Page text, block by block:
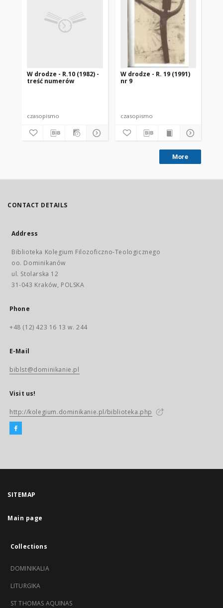
W drodze - R.10 (1982) -
treść numerów
czasopismo
W drodze - R. 19 (1991)
nr 9
czasopismo
More
CONTACT DETAILS
Address
Biblioteka Kolegium Filozoficzno-Teologicznego
oo. Dominikanów
ul. Stolarska 12
31-043 Kraków, POLSKA
Phone
+48 (12) 423 16 13 w. 244
E-Mail
biblst@dominikanie.pl
Visit us!
http://kolegium.dominikanie.pl/biblioteka.php
SITEMAP
Main page
Collections
DOMINIKALIA
LITURGIKA
ST THOMAS AQUINAS